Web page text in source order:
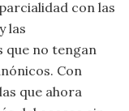
con las
las
que no tengan
Con
que ahora